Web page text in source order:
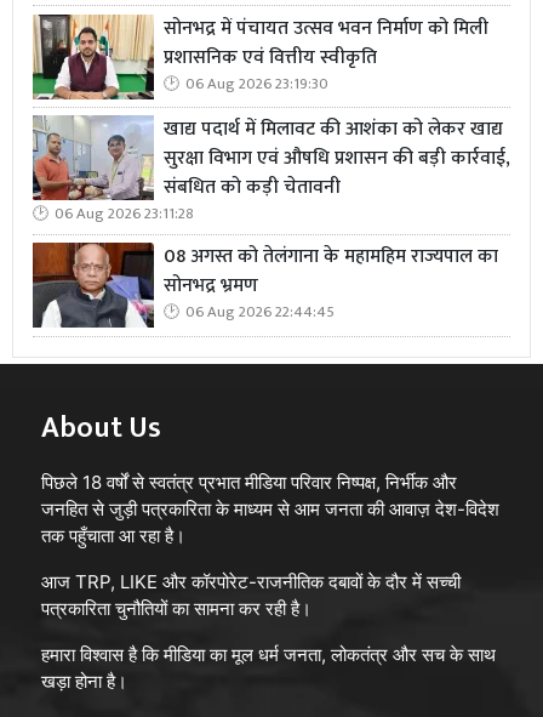
सोनभद्र में पंचायत उत्सव भवन निर्माण को मिली
प्रशासनिक एवं वित्तीय स्वीकृति
06 Aug 2026 23:19:30
खाद्य पदार्थ में मिलावट की आशंका को लेकर खाद्य
सुरक्षा विभाग एवं औषधि प्रशासन की बड़ी कार्रवाई,
संबधित को कड़ी चेतावनी
06 Aug 2026 23:11:28
08 अगस्त को तेलंगाना के महामहिम राज्यपाल का
सोनभद्र भ्रमण
06 Aug 2026 22:44:45
About Us
पिछले 18 वर्षों से स्वतंत्र प्रभात मीडिया परिवार निष्पक्ष, निर्भीक और
जनहित से जुड़ी पत्रकारिता के माध्यम से आम जनता की आवाज़ देश-विदेश
तक पहुँचाता आ रहा है।
आज TRP, LIKE और कॉरपोरेट-राजनीतिक दबावों के दौर में सच्ची
पत्रकारिता चुनौतियों का सामना कर रही है।
हमारा विश्वास है कि मीडिया का मूल धर्म जनता, लोकतंत्र और सच के साथ
खड़ा होना है।